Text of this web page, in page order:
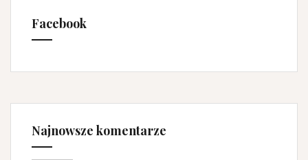
Facebook
Najnowsze komentarze